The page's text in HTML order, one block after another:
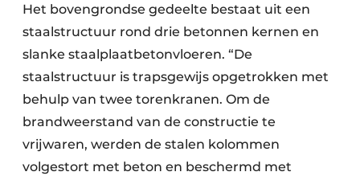
Het bovengrondse gedeelte bestaat uit een
staalstructuur rond drie betonnen kernen en
slanke staalplaatbetonvloeren. “De
staalstructuur is trapsgewijs opgetrokken met
behulp van twee torenkranen. Om de
brandweerstand van de constructie te
vrijwaren, werden de stalen kolommen
volgestort met beton en beschermd met